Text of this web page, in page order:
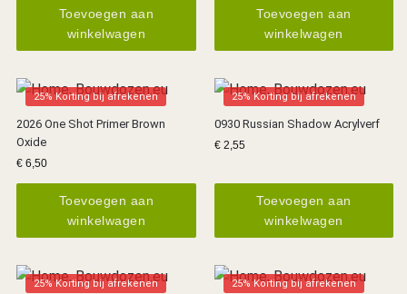
Toevoegen aan
winkelwagen
Toevoegen aan
winkelwagen
25% Korting bij afrekenen
2026 One Shot Primer Brown
Oxide
€ 6,50
Toevoegen aan
winkelwagen
25% Korting bij afrekenen
0930 Russian Shadow Acrylverf
€2,55
Toevoegen aan
winkelwagen
25% Korting bij afrekenen 25% Korting bij afrekenen